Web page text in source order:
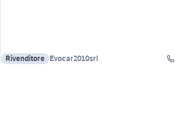
Rivenditore Evocar2010srl